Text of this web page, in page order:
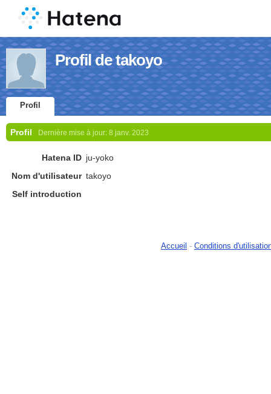
Profil de takoyo
Profil
Profil Dernière mise à jour: 8 janv. 2023
Hatena ID ju-yoko
Nom d'utilisateur takoyo
Self introduction
Accueil - Conditions